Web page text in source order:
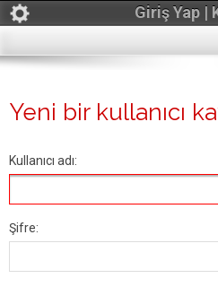
Giriş Yap |
Yeni bir kullanıcı
Kullanıcı adı:
Şifre: